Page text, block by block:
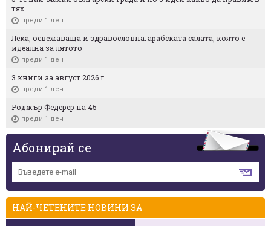
тях
преди 1 ден
Лека, освежаваща и здравословна: арабската салата, която е
идеална за лятото
преди 1 ден
3 книги за август 2026 г.
преди 1 ден
Роджър Федерер на 45
преди 1 ден
Абонирай се
НАЙ-ЧЕТЕНИТЕ НОВИНИ ЗА